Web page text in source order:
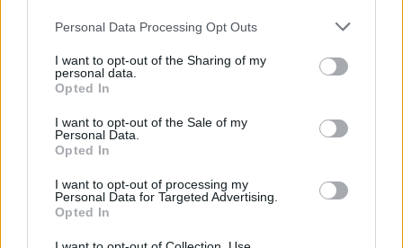
Please note that this website/app uses one or more Google
not limited to your visit or usage behaviour. You may click to
grant or deny consent to Google and its third-party tags to
use your data for below specified purposes in below Google
consent section.
Personal Data Processing Opt Outs
I want to opt-out of the Sharing of my
personal data.
Opted In
I want to opt-out of the Sale of my
Personal Data.
Opted In
I want to opt-out of processing my
Personal Data for Targeted Advertising.
Opted In